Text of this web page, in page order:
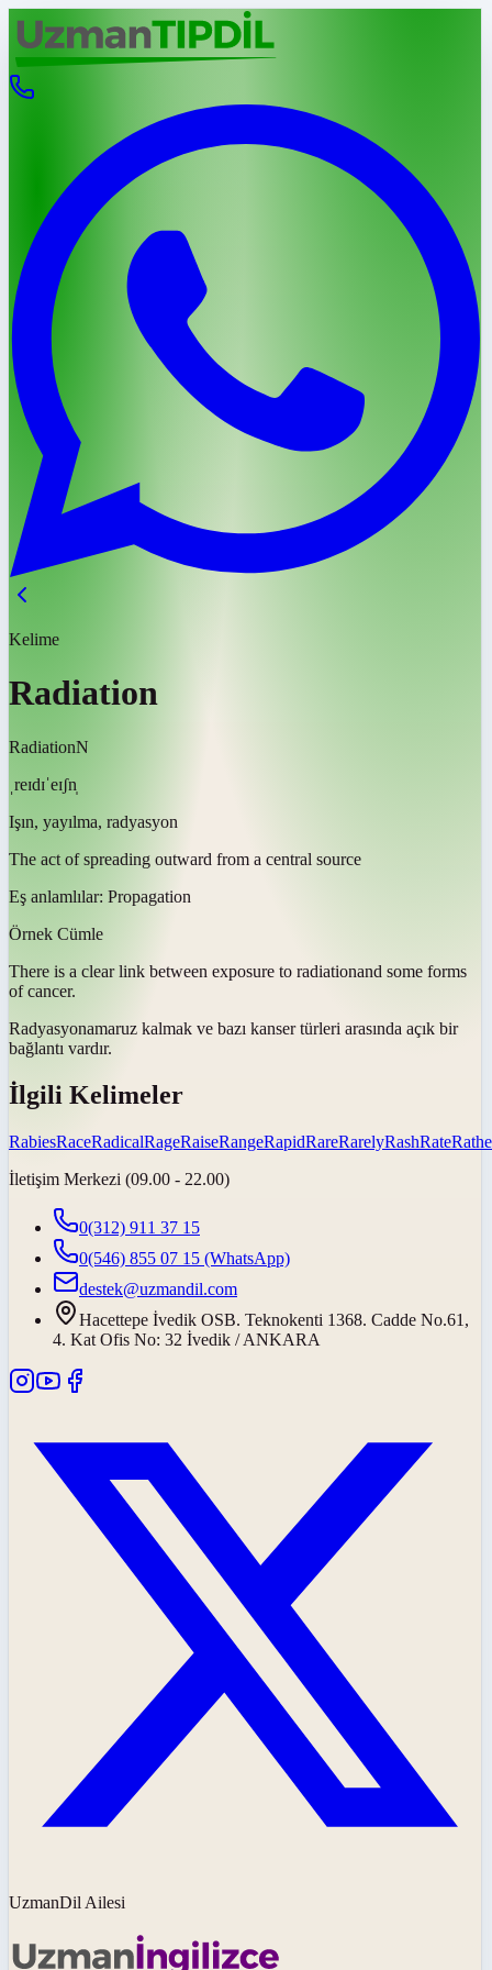
Kelime
Radiation
RadiationN
ˌreɪdɪˈeɪʃn̩
Işın, yayılma, radyasyon
The act of spreading outward from a central source
Eş anlamlılar: Propagation
Örnek Cümle
There is a clear link between exposure to radiationand some forms
of cancer.
Radyasyonamaruz kalmak ve bazı kanser türleri arasında açık bir
bağlantı vardır.
İlgili Kelimeler
RabiesRaceRadicalRageRaiseRangeRapidRareRarelyRashRate
İletişim Merkezi (09.00 - 22.00)
0(312) 911 37 15
0(546) 855 07 15 (WhatsApp)
destek@uzmandil.com
Hacettepe İvedik OSB. Teknokenti 1368. Cadde No.61,
4. Kat Ofis No: 32 İvedik / ANKARA
UzmanDil Ailesi